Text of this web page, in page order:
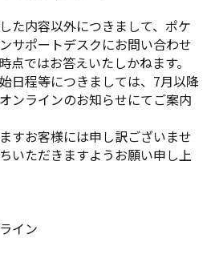
た内容以外につきまして、ポケ
サポートデスクにお問い合わせ
点ではお答えいたしかねます。
日程等につきましては、7月以降
ンラインのお知らせにてご案内
すお客様には申し訳ございませ
いただきますようお願い申し上
イン